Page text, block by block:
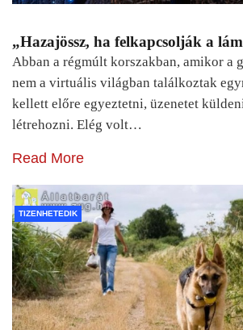
„Hazajössz, ha felkapcsolják a
Abban a régmúlt korszakban, amikor a
nem a virtuális világban találkoztak
kellett előre egyeztetni, üzenetet
létrehozni. Elég volt…
Read More
TIZENHETEDIK